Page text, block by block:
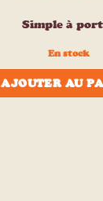
Simple à
En stock
AJOUTER AU